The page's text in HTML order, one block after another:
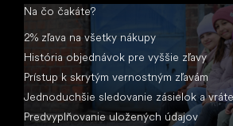
Na čo čakáte?
2% zľava na všetky nákupy
História objednávok pre vyššie zľavy
Prístup k skrytým vernostným zľavám
Jednoduchšie sledovanie zásielok a
Predvyplňovanie uložených údajov